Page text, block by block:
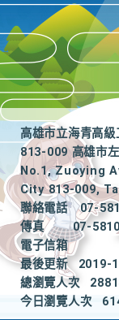
高雄市立海青高
813-009 高雄市
No.1, Zuoying
City 813-009,
聯絡電話
07-
傳真
07-
電子信箱
最後更新
2019-
總瀏覽人次
今日瀏覽人次